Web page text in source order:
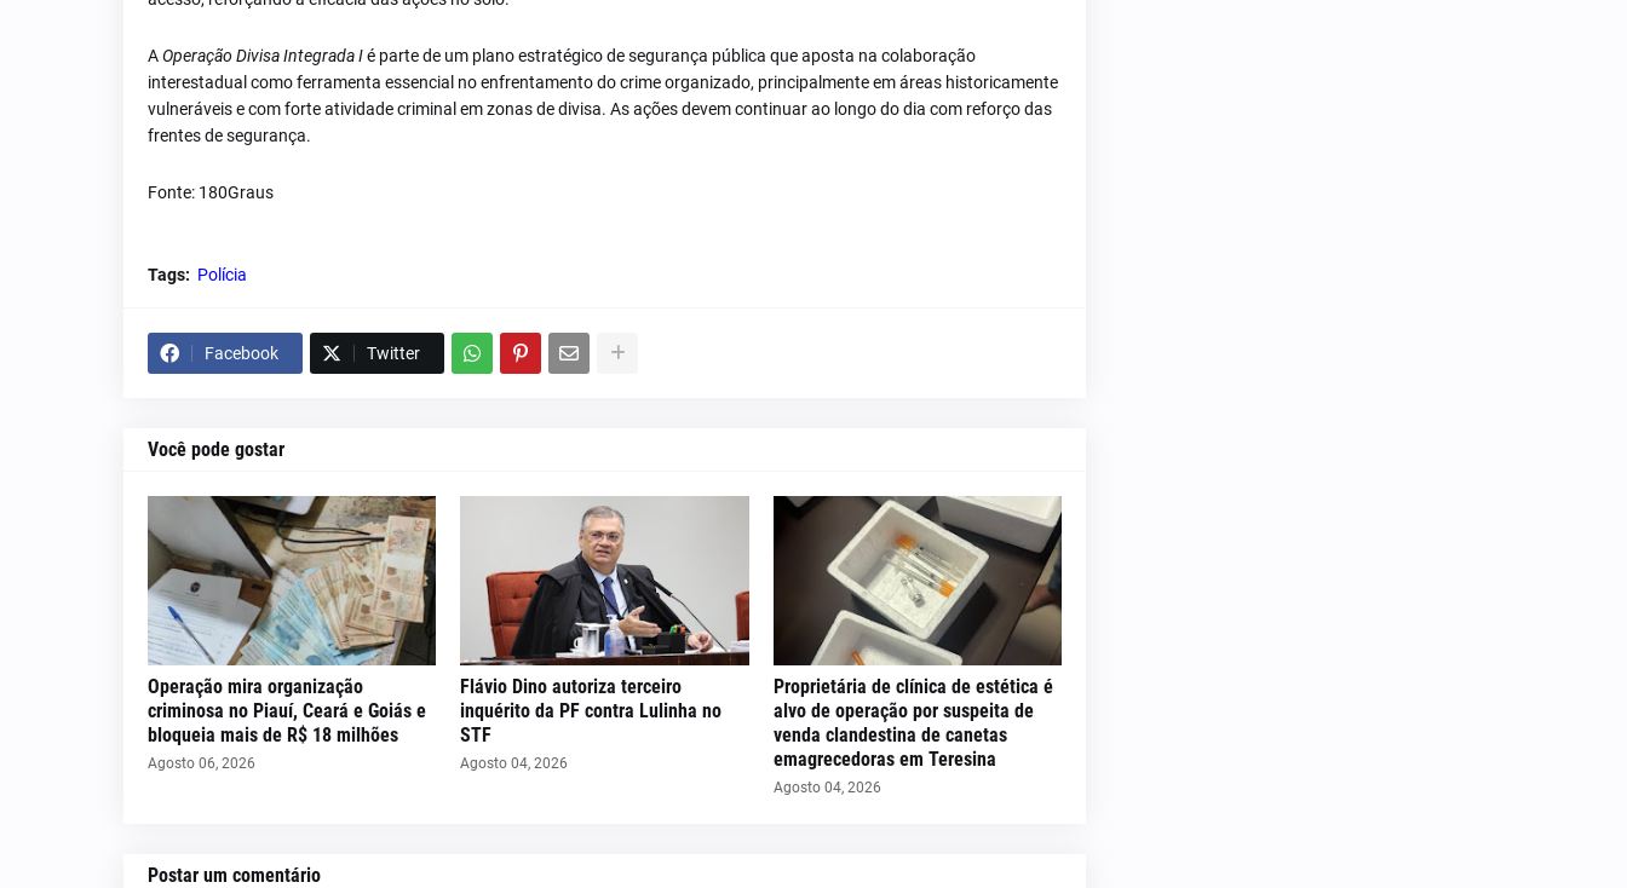
AOperação Divisa Integrada Ié parte de um plano estratégico de segurança pública que aposta na colaboração
interestadual como ferramenta essencial no enfrentamento do crime organizado, principalmente em áreas historicamente
vulneráveis e com forte atividade criminal em zonas de divisa. As ações devem continuar ao longo do dia com reforço das
frentes de segurança.
Fonte: 180Graus
Tags: Polícia
Facebook Twitter
Você pode gostar
Operação mira organização
criminosa no Piauí, Ceará e Goiás e
bloqueia mais de R$ 18 milhões
Agosto 06, 2026
Flávio Dino autoriza terceiro
inquérito da PF contra Lulinha no
STF
Agosto 04, 2026
Proprietária de clínica de estética é
alvo de operação por suspeita de
venda clandestina de canetas
emagrecedoras em Teresina
Agosto 04, 2026
Postar um comentário